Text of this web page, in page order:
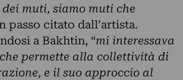
muti, siamo muti che
passo citato dall’artista.
a Bakhtin, “mi interessava
permette alla collettività di
e il suo approccio al